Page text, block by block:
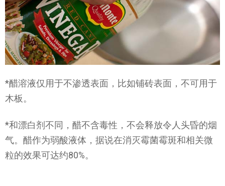
*醋溶液仅用于不渗透表面，比如铺砖表面，不可用于
木板。
*和漂白剂不同，醋不含毒性，不会释放令人头昏的烟
气。醋作为弱酸液体，据说在消灭霉菌霉斑和相关微
粒的效果可达约80%。